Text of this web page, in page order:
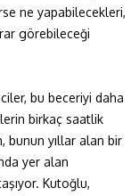
ne yapabilecekleri,
görebileceği
bu beceriyi daha
birkaç saatlik
bunun yıllar alan bir
yer alan
Kutoğlu,